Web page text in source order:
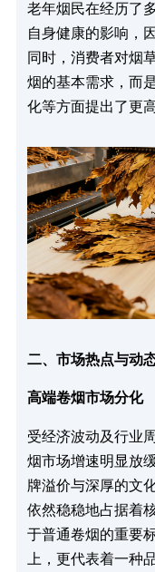
老年烟民在经历了
自身健康的影响，
同时，消费者对烟
烟的基本需求，而
化等方面提出了更
二、市场热点与动
高端卷烟市场分化
受经济波动及行业
烟市场增速明显放
牌溢价与深厚的文
依然稳稳地占据着
于普通卷烟的重要
上，更代表着一种